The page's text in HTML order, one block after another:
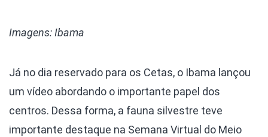
Imagens: Ibama
Já no dia reservado para os Cetas, o Ibama lançou
um vídeo abordando o importante papel dos
centros. Dessa forma, a fauna silvestre teve
importante destaque na Semana Virtual do Meio